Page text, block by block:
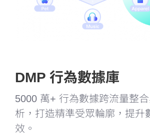
DMP 行為數據庫
5000 萬+ 行為數據跨流量整
析，打造精準受眾輪廓，提升
效。